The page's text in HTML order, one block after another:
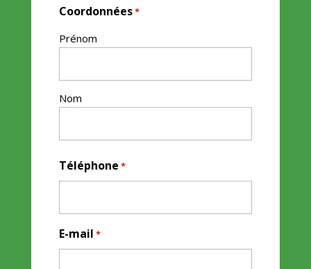
Coordonnées*
Prénom
Nom
Téléphone *
E-mail *